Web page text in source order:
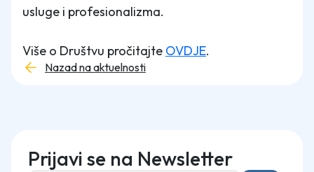
usluge i profesionalizma.
Više o Društvu pročitajte OVDJE.
Nazad na aktuelnosti
Prijavi se na Newsletter